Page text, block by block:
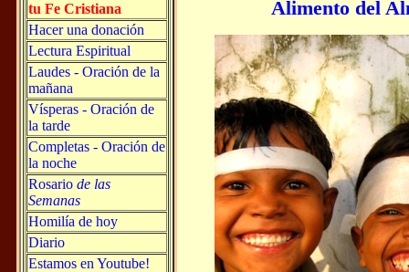
tu Fe Cristiana
Hacer una donación
Lectura Espiritual
Laudes - Oración de la
mañana
Vísperas - Oración de
la tarde
Completas - Oración de
la noche
Rosario de las
Semanas
Homilía de hoy
Diario
Estamos en Youtube!
Alimento del